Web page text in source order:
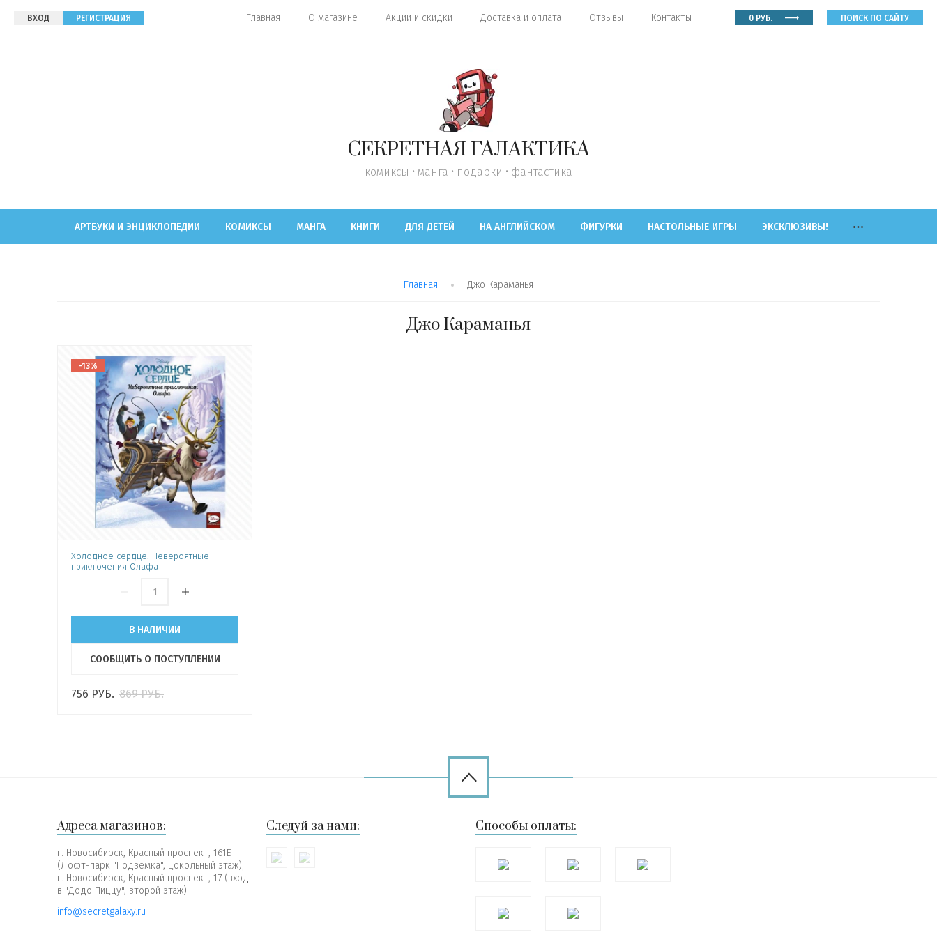
ВХОД РЕГИСТРАЦИЯ Главная О магазине Акции и скидки Доставка и оплата Отзывы Контакты 0 РУБ. ПОИСК ПО САЙТУ
СЕКРЕТНАЯ ГАЛАКТИКА
комиксы • манга • подарки • фантастика
АРТБУКИ И ЭНЦИКЛОПЕДИИ КОМИКСЫ МАНГА КНИГИ ДЛЯ ДЕТЕЙ НА АНГЛИЙСКОМ ФИГУРКИ НАСТОЛЬНЫЕ ИГРЫ ЭКСКЛЮЗИВЫ!
Главная Джо Караманья
Джо Караманья
-13%
Холодное сердце. Невероятные
приключения Олафа
В НАЛИЧИИ
СООБЩИТЬ О ПОСТУПЛЕНИИ
756 РУБ. 869РУБ.
Адреса магазинов:
г. Новосибирск, Красный проспект, 161Б
(Лофт-парк "Подземка", цокольный этаж);
г. Новосибирск, Красный проспект, 17 (вход
в "Додо Пиццу", второй этаж)
info@secretgalaxy.ru
Следуй за нами: Способы оплаты: